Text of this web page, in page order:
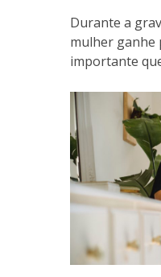
Durante a
mulher ganhe
importante